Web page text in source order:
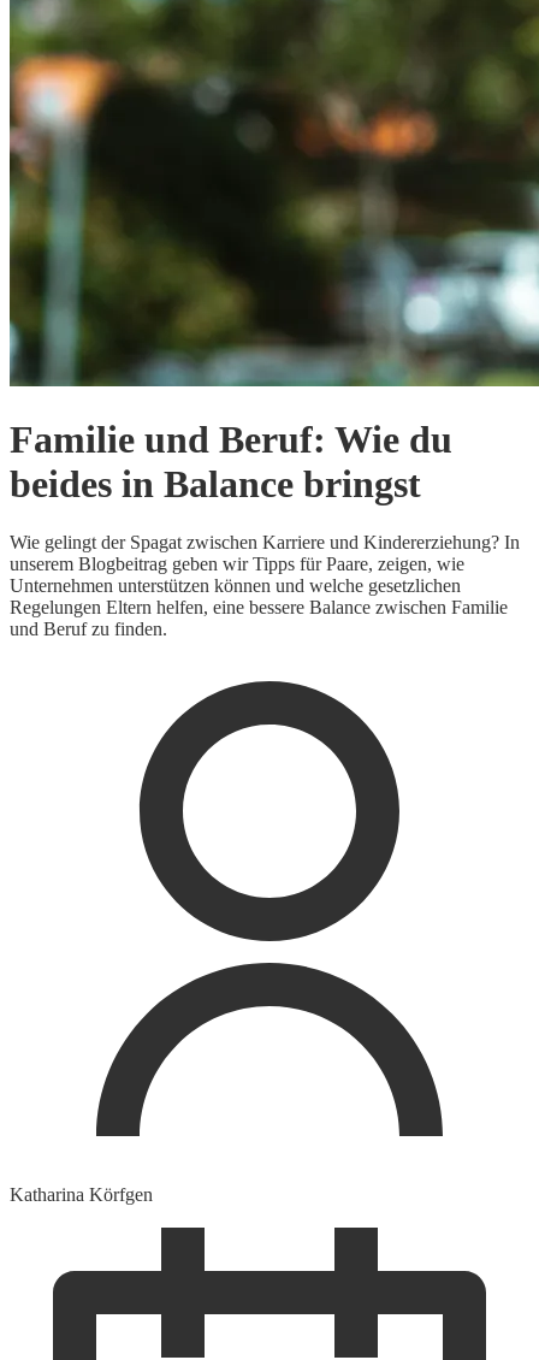
Familie und Beruf: Wie du
beides in Balance bringst
Wie gelingt der Spagat zwischen Karriere und Kindererziehung? In
unserem Blogbeitrag geben wir Tipps für Paare, zeigen, wie
Unternehmen unterstützen können und welche gesetzlichen
Regelungen Eltern helfen, eine bessere Balance zwischen Familie
und Beruf zu finden.
Katharina Körfgen